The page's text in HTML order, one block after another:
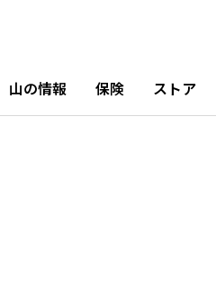
山の情報 保険 ストア